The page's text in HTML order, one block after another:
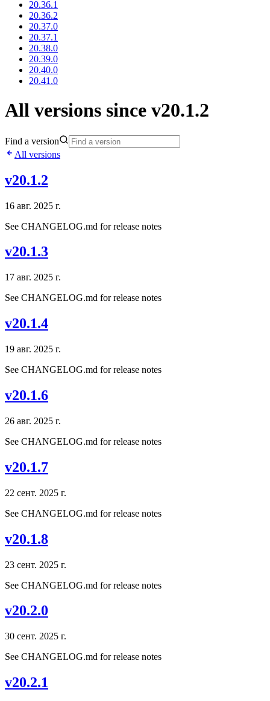
20.36.1
20.36.2
20.37.0
20.37.1
20.38.0
20.39.0
20.40.0
20.41.0
All versions since v20.1.2
Find a version
All versions
v20.1.2
16 авг. 2025 г.
See CHANGELOG.md for release notes
v20.1.3
17 авг. 2025 г.
See CHANGELOG.md for release notes
v20.1.4
19 авг. 2025 г.
See CHANGELOG.md for release notes
v20.1.6
26 авг. 2025 г.
See CHANGELOG.md for release notes
v20.1.7
22 сент. 2025 г.
See CHANGELOG.md for release notes
v20.1.8
23 сент. 2025 г.
See CHANGELOG.md for release notes
v20.2.0
30 сент. 2025 г.
See CHANGELOG.md for release notes
v20.2.1